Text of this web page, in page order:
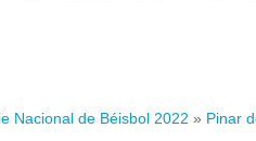
Nacional de Béisbol 2022 » Pinar